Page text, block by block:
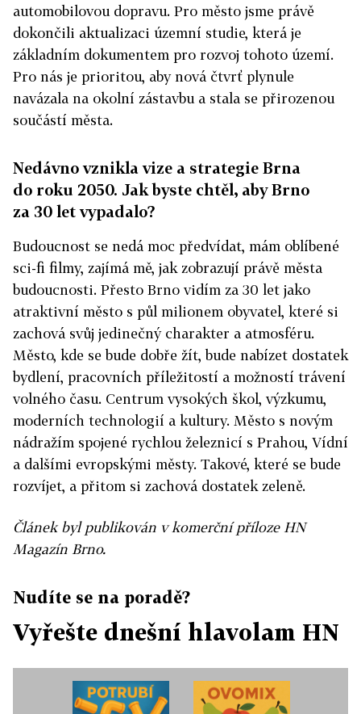
automobilovou dopravu. Pro město jsme právě
dokončili aktualizaci územní studie, která je
základním dokumentem pro rozvoj tohoto území.
Pro nás je prioritou, aby nová čtvrť plynule
navázala na okolní zástavbu a stala se přirozenou
součástí města.
Nedávno vznikla vize a strategie Brna
do roku 2050. Jak byste chtěl, aby Brno
za 30 let vypadalo?
Budoucnost se nedá moc předvídat, mám oblíbené
sci-fi filmy, zajímá mě, jak zobrazují právě města
budoucnosti. Přesto Brno vidím za 30 let jako
atraktivní město s půl milionem obyvatel, které si
zachová svůj jedinečný charakter a atmosféru.
Město, kde se bude dobře žít, bude nabízet dostatek
bydlení, pracovních příležitostí a možností trávení
volného času. Centrum vysokých škol, výzkumu,
moderních technologií a kultury. Město s novým
nádražím spojené rychlou železnicí s Prahou, Vídní
a dalšími evropskými městy. Takové, které se bude
rozvíjet, a přitom si zachová dostatek zeleně.
Článek byl publikován v komerční příloze HN
Magazín Brno.
Nudíte se na poradě?
Vyřešte dnešní hlavolam HN